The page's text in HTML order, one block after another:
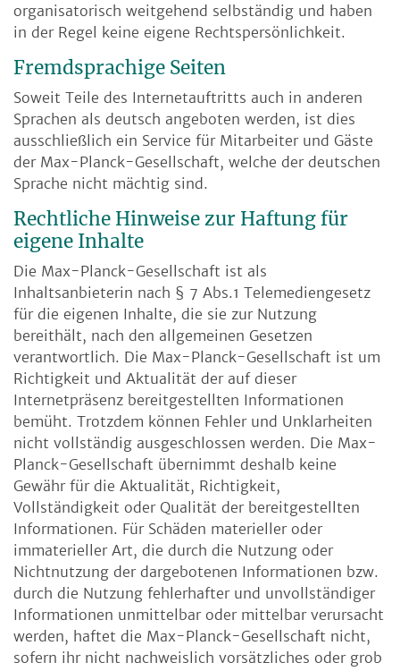
organisatorisch weitgehend selbständig und haben
in der Regel keine eigene Rechtspersönlichkeit.
Fremdsprachige Seiten
Soweit Teile des Internetauftritts auch in anderen
Sprachen als deutsch angeboten werden, ist dies
ausschließlich ein Service für Mitarbeiter und Gäste
der Max-Planck-Gesellschaft, welche der deutschen
Sprache nicht mächtig sind.
Rechtliche Hinweise zur Haftung für
eigene Inhalte
Die Max-Planck-Gesellschaft ist als
Inhaltsanbieterin nach § 7 Abs.1 Telemediengesetz
für die eigenen Inhalte, die sie zur Nutzung
bereithält, nach den allgemeinen Gesetzen
verantwortlich. Die Max-Planck-Gesellschaft ist um
Richtigkeit und Aktualität der auf dieser
Internetpräsenz bereitgestellten Informationen
bemüht. Trotzdem können Fehler und Unklarheiten
nicht vollständig ausgeschlossen werden. Die Max-
Planck-Gesellschaft übernimmt deshalb keine
Gewähr für die Aktualität, Richtigkeit,
Vollständigkeit oder Qualität der bereitgestellten
Informationen. Für Schäden materieller oder
immaterieller Art, die durch die Nutzung oder
Nichtnutzung der dargebotenen Informationen bzw.
durch die Nutzung fehlerhafter und unvollständiger
Informationen unmittelbar oder mittelbar verursacht
werden, haftet die Max-Planck-Gesellschaft nicht,
sofern ihr nicht nachweislich vorsätzliches oder grob